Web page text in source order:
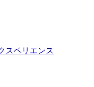
スペリエンス